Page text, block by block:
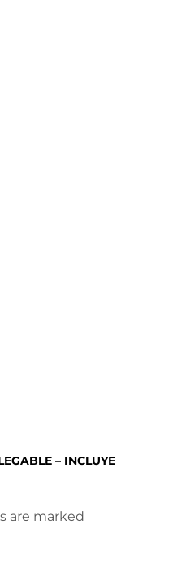
– INCLUYE
are marked